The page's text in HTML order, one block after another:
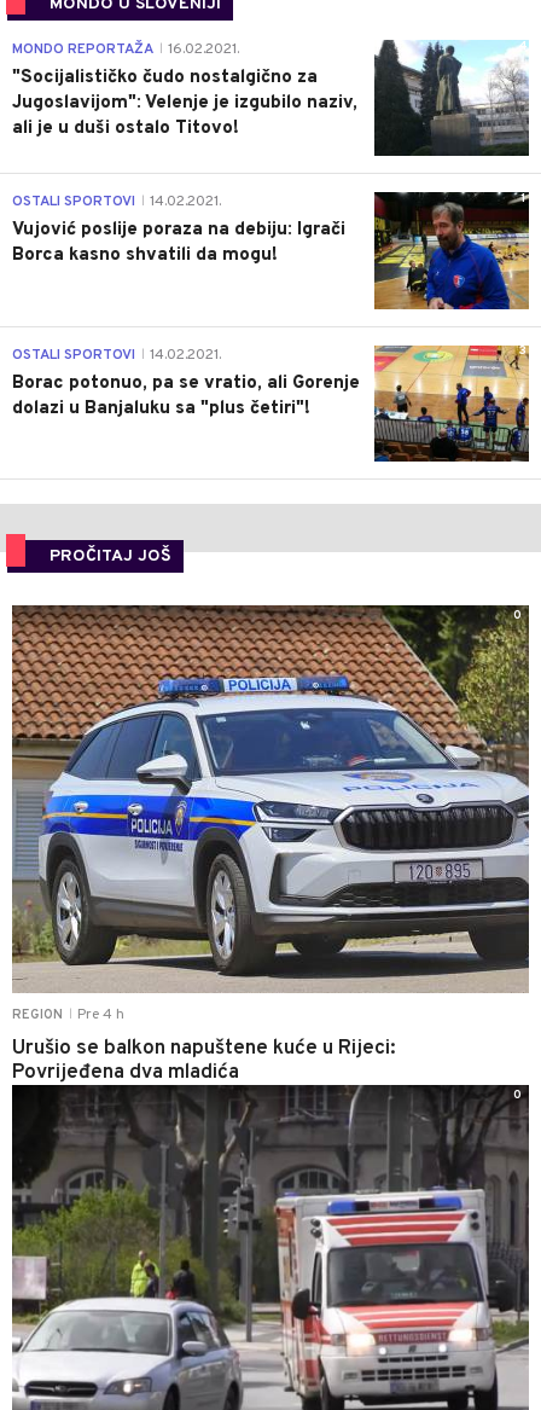
MONDO U SLOVENIJI
4
MONDO REPORTAŽA 16.02.2021.
"Socijalističko čudo nostalgično za
Jugoslavijom": Velenje je izgubilo naziv,
ali je u duši ostalo Titovo!
1
OSTALI SPORTOVI 14.02.2021.
Vujović poslije poraza na debiju: Igrači
Borca kasno shvatili da mogu!
3
OSTALI SPORTOVI 14.02.2021.
Borac potonuo, pa se vratio, ali Gorenje
dolazi u Banjaluku sa "plus četiri"!
PROČITAJ JOŠ
REGION Pre 4 h
Urušio se balkon napuštene kuće u Rijeci:
Povrijeđena dva mladića
0
0